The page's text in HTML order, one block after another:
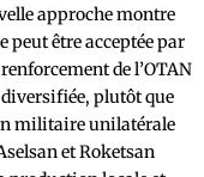
approche montre
peut être acceptée par
de l’OTAN
plutôt que
militaire unilatérale
et Roketsan